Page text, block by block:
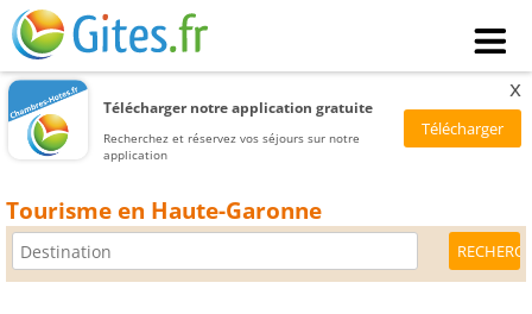
Télécharger notre application gratuite
Recherchez et réservez vos séjours sur notre
application
x
Tourisme en Haute-Garonne